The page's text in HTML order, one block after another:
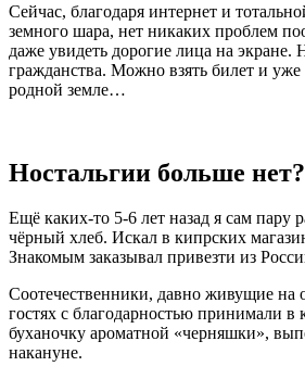
Сейчас, благодаря интернет и
земного шара, нет никаких проблем
даже увидеть дорогие лица на
гражданства. Можно взять билет и уже
родной земле…
Ностальгии больше нет?
Ещё каких-то 5-6 лет назад я сам пару
чёрный хлеб. Искал в кипрских
Знакомым заказывал привезти из
Соотечественники, давно живущие на
гостях с благодарностью принимали в
буханочку ароматной «черняшки»,
накануне.